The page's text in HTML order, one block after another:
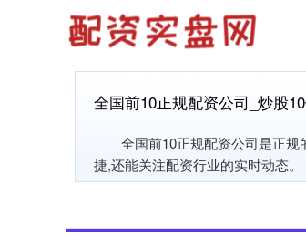
全国前10正规配资公司_炒股
全国前10正规配资公司是正
捷,还能关注配资行业的实时动态。